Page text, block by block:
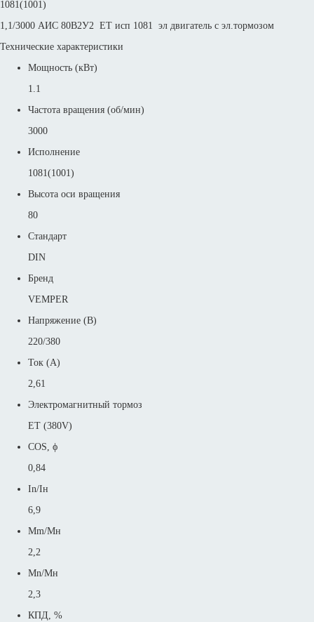
1081(1001)
1,1/3000 АИС 80В2У2 ET исп 1081 эл двигатель с эл.тормозом
Технические характеристики
Мощность (кВт)
1.1
Частота вращения (об/мин)
3000
Исполнение
1081(1001)
Высота оси вращения
80
Стандарт
DIN
Бренд
VEMPER
Напряжение (В)
220/380
Ток (А)
2,61
Электромагнитный тормоз
ET (380V)
COS, ϕ
0,84
In/Iн
6,9
Mm/Mн
2,2
Mn/Mн
2,3
КПД, %